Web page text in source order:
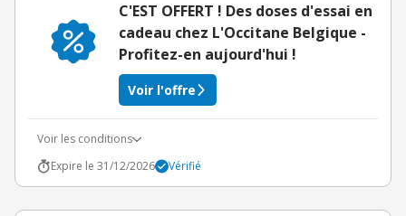
C'EST OFFERT ! Des doses d'essai en
cadeau chez L'Occitane Belgique -
Profitez-en aujourd'hui !
Voir l'offre
Voir les conditions
Expire le 31/12/2026
Vérifié